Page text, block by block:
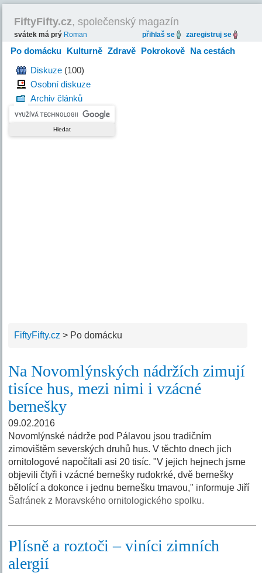
FiftyFifty.cz, společenský magazín
svátek má prý Roman přihlaš se zaregistruj se
Po domácku Kulturně Zdravě Pokrokově Na cestách
HravěDiskuze (100)
Osobní diskuze
Archiv článků
FiftyFifty.cz > Po domácku
Na Novomlýnských nádržích zimují
tisíce hus, mezi nimi i vzácné
bernešky
09.02.2016
Novomlýnské nádrže pod Pálavou jsou tradičním
zimovištěm severských druhů hus. V těchto dnech jich
ornitologové napočítali asi 20 tisíc. "V jejich hejnech jsme
objevili čtyři i vzácné bernešky rudokrké, dvě bernešky
bělolící a dokonce i jednu bernešku tmavou," informuje Jiří
Šafránek z Moravského ornitologického spolku.
Plísně a roztoči – viníci zimních
alergií